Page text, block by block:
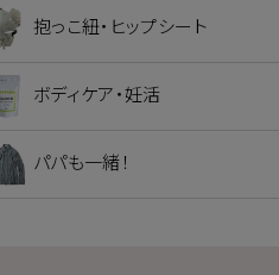
抱っこ紐・ヒップシート
ボディケア・妊活
パパも一緒！